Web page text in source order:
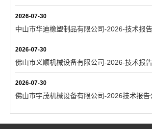
2026-07-30
中山市华迪橡塑制品有限公司-2026-技术报
2026-07-30
佛山市义顺机械设备有限公司-2026-技术报
2026-07-30
佛山市宇茂机械设备有限公司-2026技术报告